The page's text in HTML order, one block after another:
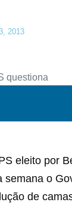
2013
eleito por
semana o
de